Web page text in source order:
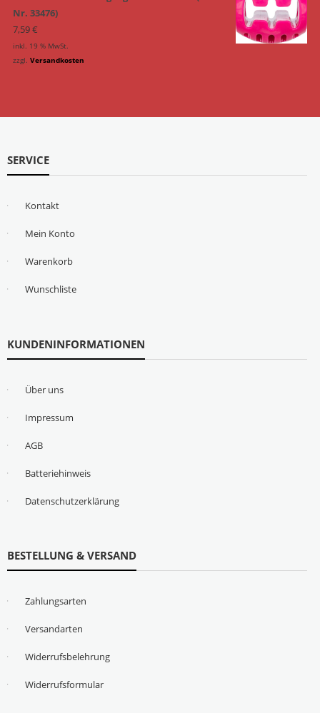
Nr. 33476)
7,59€
inkl. 19 % MwSt.
zzgl. Versandkosten
SERVICE
Kontakt
Mein Konto
Warenkorb
Wunschliste
KUNDENINFORMATIONEN
Über uns
Impressum
AGB
Batteriehinweis
Datenschutzerklärung
BESTELLUNG & VERSAND
Zahlungsarten
Versandarten
Widerrufsbelehrung
Widerrufsformular